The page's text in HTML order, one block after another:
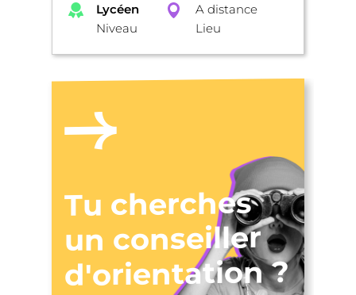
Lycéen
Niveau
A distance
Lieu
Tu cherches
un conseiller
d'orientation ?